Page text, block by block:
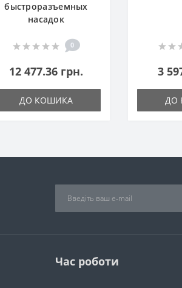
быстроразъемных
насадок
0
12 477.36 грн.
ДО КОШИКА
3
ДО
Час роботи